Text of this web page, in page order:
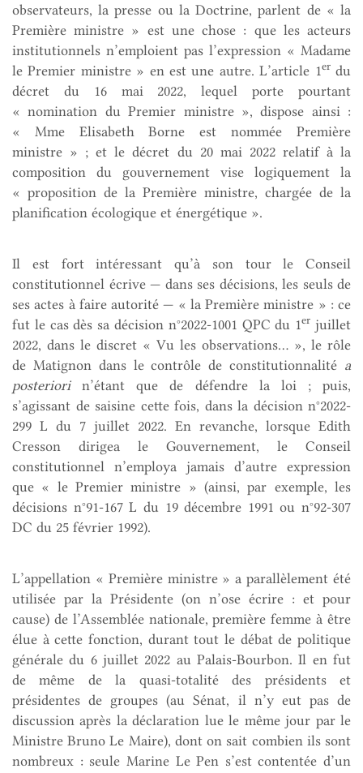
observateurs, la presse ou la Doctrine, parlent de « la
Première ministre » est une chose : que les acteurs
institutionnels n’emploient pas l’expression « Madame
le Premier ministre » en est une autre. L’article 1erdu
décret du 16 mai 2022, lequel porte pourtant
« nomination du Premier ministre », dispose ainsi :
« Mme Elisabeth Borne est nommée Première
ministre » ; et le décret du 20 mai 2022 relatif à la
composition du gouvernement vise logiquement la
« proposition de la Première ministre, chargée de la
planification écologique et énergétique ».
Il est fort intéressant qu’à son tour le Conseil
constitutionnel écrive — dans ses décisions, les seuls de
ses actes à faire autorité — « la Première ministre » : ce
fut le cas dès sa décision n°2022-1001 QPC du 1er juillet
2022, dans le discret « Vu les observations… », le rôle
de Matignon dans le contrôle de constitutionnalité a
posteriorin’étant que de défendre la loi ; puis,
s’agissant de saisine cette fois, dans la décision n°2022-
299 L du 7 juillet 2022. En revanche, lorsque Edith
Cresson dirigea le Gouvernement, le Conseil
constitutionnel n’employa jamais d’autre expression
que « le Premier ministre » (ainsi, par exemple, les
décisions n°91-167 L du 19 décembre 1991 ou n°92-307
DC du 25 février 1992).
L’appellation « Première ministre » a parallèlement été
utilisée par la Présidente (on n’ose écrire : et pour
cause) de l’Assemblée nationale, première femme à être
élue à cette fonction, durant tout le débat de politique
générale du 6 juillet 2022 au Palais-Bourbon. Il en fut
de même de la quasi-totalité des présidents et
présidentes de groupes (au Sénat, il n’y eut pas de
discussion après la déclaration lue le même jour par le
Ministre Bruno Le Maire), dont on sait combien ils sont
nombreux : seule Marine Le Pen s’est contentée d’un